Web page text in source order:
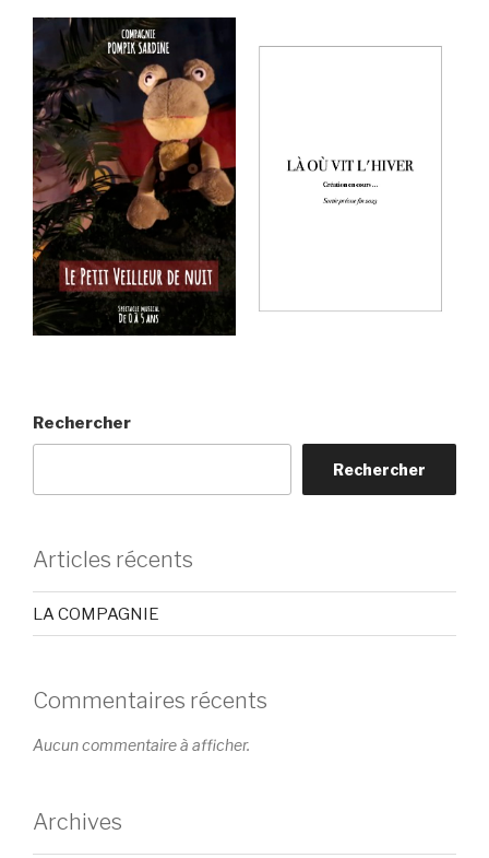
Rechercher
Rechercher
Articles récents
LA COMPAGNIE
Commentaires récents
Aucun commentaire à afficher.
Archives